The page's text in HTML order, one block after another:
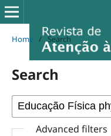
Home / Search
Search
Advanced filters